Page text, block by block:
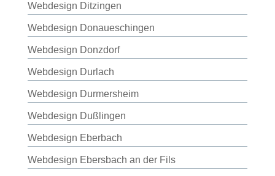
Webdesign Ditzingen
Webdesign Donaueschingen
Webdesign Donzdorf
Webdesign Durlach
Webdesign Durmersheim
Webdesign Dußlingen
Webdesign Eberbach
Webdesign Ebersbach an der Fils